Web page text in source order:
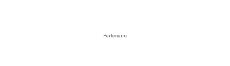
Partenaire